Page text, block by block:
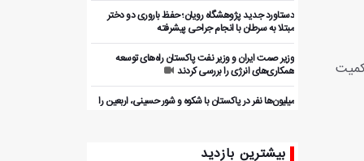
دستاورد جدید پژوهشگاه رویان؛ حفظ باروری دو دختر
مبتلا به سرطان با انجام جراحی پیشرفته
وزیر صمت ایران و وزیر نفت پاکستان راه‌های توسعه
همکاری‌های انرژی را بررسی کردند
میلیون‌ها نفر در پاکستان با شکوه و شور حسینی، اربعین را
بررسی ظرفیت‌های همکاری اقتصادی ایران و پاکستان با
بخش خصوصی
بیشترین بازدید